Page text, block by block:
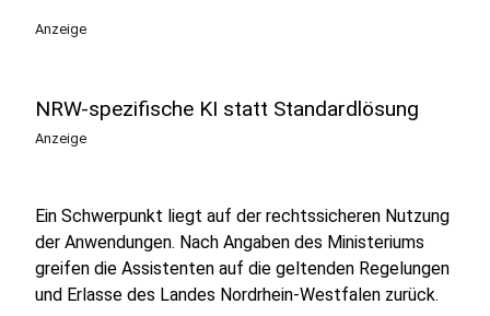
Anzeige
NRW-spezifische KI statt Standardlösung
Anzeige
Ein Schwerpunkt liegt auf der rechtssicheren Nutzung
der Anwendungen. Nach Angaben des Ministeriums
greifen die Assistenten auf die geltenden Regelungen
und Erlasse des Landes Nordrhein-Westfalen zurück.